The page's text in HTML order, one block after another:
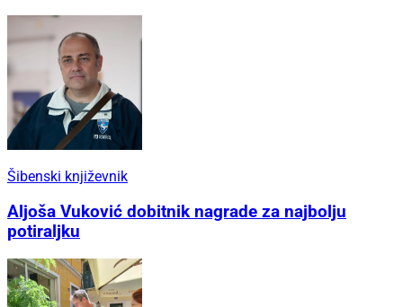
Šibenski književnik
Aljoša Vuković dobitnik nagrade za najbolju
potiraljku